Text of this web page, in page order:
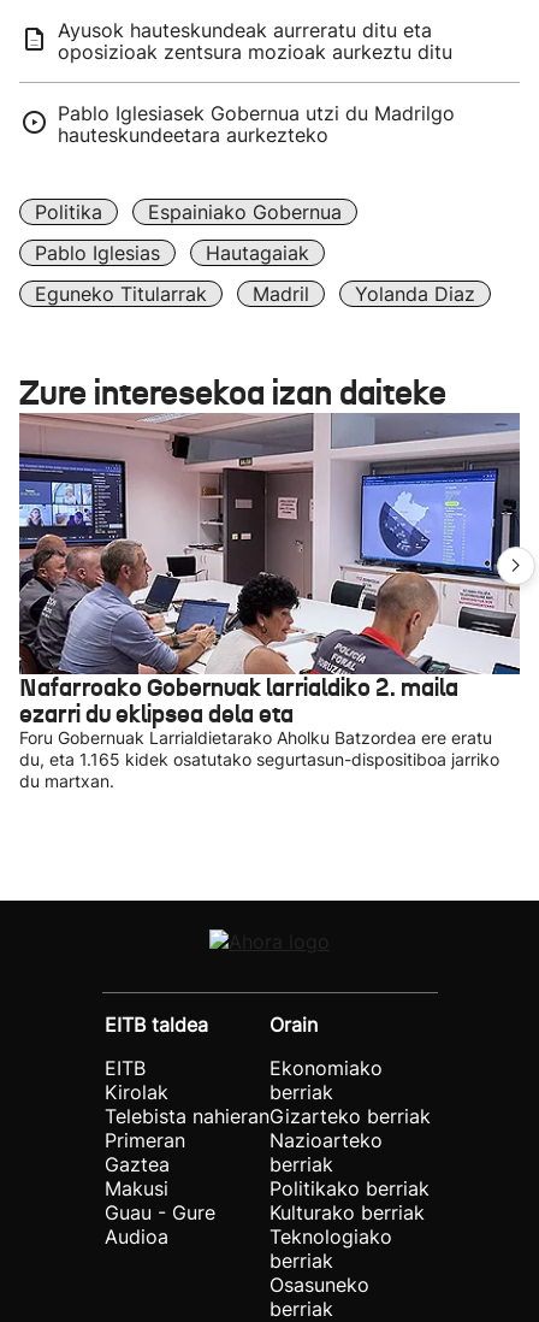
Ayusok hauteskundeak aurreratu ditu eta
oposizioak zentsura mozioak aurkeztu ditu
Pablo Iglesiasek Gobernua utzi du Madrilgo
hauteskundeetara aurkezteko
Politika
Espainiako Gobernua
Pablo Iglesias
Hautagaiak
Eguneko Titularrak
Madril Yolanda Diaz
Zure interesekoa izan daiteke
Nafarroako Gobernuak larrialdiko 2. maila
ezarri du eklipsea dela eta
Foru Gobernuak Larrialdietarako Aholku Batzordea ere eratu
du, eta 1.165 kidek osatutako segurtasun-dispositiboa jarriko
du martxan.
EITB taldea
EITB
Kirolak
Telebista nahieran
Primeran
Gaztea
Makusi
Guau - Gure
Audioa
Orain
Ekonomiako
berriak
Gizarteko berriak
Nazioarteko
berriak
Politikako berriak
Kulturako berriak
Teknologiako
berriak
Osasuneko
berriak